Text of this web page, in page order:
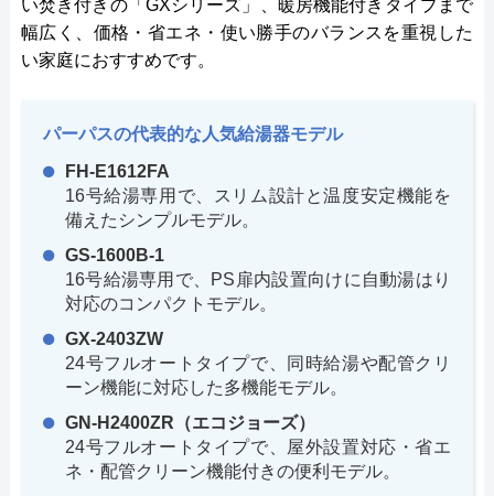
い焚き付きの「GXシリーズ」、暖房機能付きタイプまで
幅広く、価格・省エネ・使い勝手のバランスを重視した
い家庭におすすめです。
パーパスの代表的な人気給湯器モデル
FH-E1612FA
16号給湯専用で、スリム設計と温度安定機能を
備えたシンプルモデル。
GS-1600B-1
16号給湯専用で、PS扉内設置向けに自動湯はり
対応のコンパクトモデル。
GX-2403ZW
24号フルオートタイプで、同時給湯や配管クリ
ーン機能に対応した多機能モデル。
GN-H2400ZR（エコジョーズ）
24号フルオートタイプで、屋外設置対応・省エ
ネ・配管クリーン機能付きの便利モデル。